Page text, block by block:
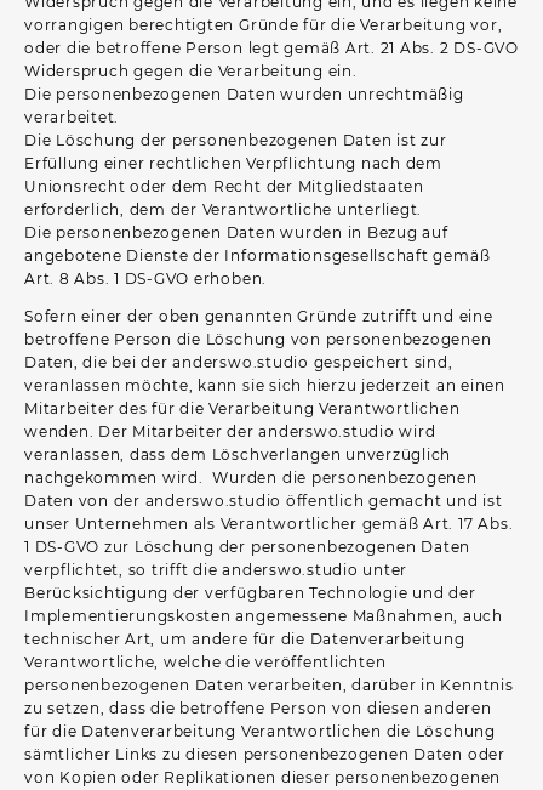
vorrangigen berechtigten Gründe für die Verarbeitung vor,
oder die betroffene Person legt gemäß Art. 21 Abs. 2 DS-GVO
Widerspruch gegen die Verarbeitung ein.
Die personenbezogenen Daten wurden unrechtmäßig
verarbeitet.
Die Löschung der personenbezogenen Daten ist zur
Erfüllung einer rechtlichen Verpflichtung nach dem
Unionsrecht oder dem Recht der Mitgliedstaaten
erforderlich, dem der Verantwortliche unterliegt.
Die personenbezogenen Daten wurden in Bezug auf
angebotene Dienste der Informationsgesellschaft gemäß
Art. 8 Abs. 1 DS-GVO erhoben.
Sofern einer der oben genannten Gründe zutrifft und eine
betroffene Person die Löschung von personenbezogenen
Daten, die bei der anderswo.studio gespeichert sind,
veranlassen möchte, kann sie sich hierzu jederzeit an einen
Mitarbeiter des für die Verarbeitung Verantwortlichen
wenden. Der Mitarbeiter der anderswo.studio wird
veranlassen, dass dem Löschverlangen unverzüglich
nachgekommen wird. Wurden die personenbezogenen
Daten von der anderswo.studio öffentlich gemacht und ist
unser Unternehmen als Verantwortlicher gemäß Art. 17 Abs.
1 DS-GVO zur Löschung der personenbezogenen Daten
verpflichtet, so trifft die anderswo.studio unter
Berücksichtigung der verfügbaren Technologie und der
Implementierungskosten angemessene Maßnahmen, auch
technischer Art, um andere für die Datenverarbeitung
Verantwortliche, welche die veröffentlichten
personenbezogenen Daten verarbeiten, darüber in Kenntnis
zu setzen, dass die betroffene Person von diesen anderen
für die Datenverarbeitung Verantwortlichen die Löschung
sämtlicher Links zu diesen personenbezogenen Daten oder
von Kopien oder Replikationen dieser personenbezogenen